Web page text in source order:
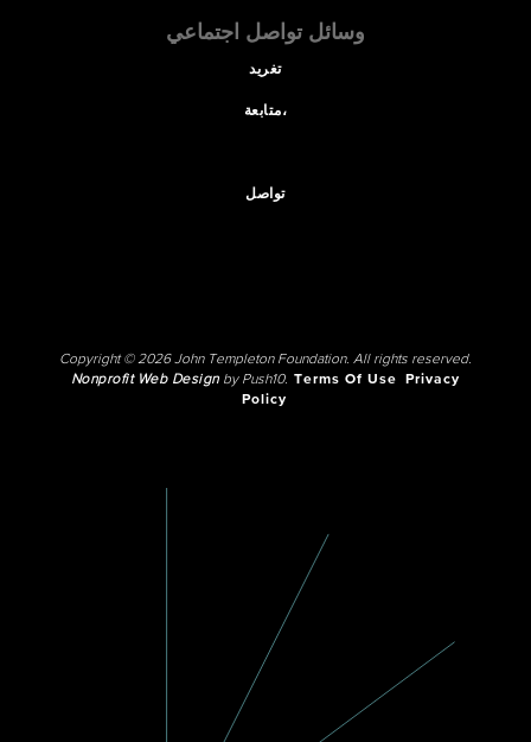
وسائل تواصل اجتماعي
تغريد
متابعة،
تواصل
Copyright © 2026 John Templeton Foundation. All rights reserved.
Nonprofit Web Designby Push10. Terms Of Use
Privacy
Policy